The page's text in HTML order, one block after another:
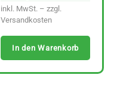
inkl. MwSt. – zzgl.
Versandkosten
In den Warenkorb